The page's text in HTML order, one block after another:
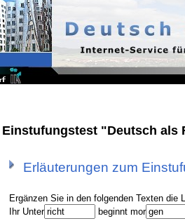
Einstufungstest "Deutsch als
Erläuterungen zum
Ergänzen Sie in den folgenden Texten
Ihr Unter
beginnt mor